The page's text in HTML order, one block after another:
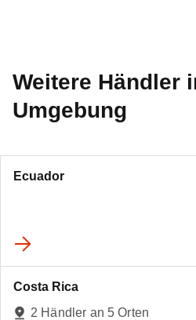
Weitere Händler
Umgebung
Ecuador
Costa Rica
2 Händler an 5 Orten